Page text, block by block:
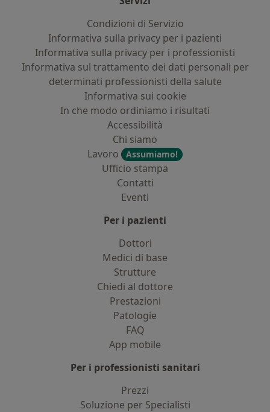
Condizioni di Servizio
Informativa sulla privacy per i pazienti
Informativa sulla privacy per i professionisti
Informativa sul trattamento dei dati personali per
determinati professionisti della salute
Informativa sui cookie
In che modo ordiniamo i risultati
Accessibilità
Chi siamo
Lavoro
Assumiamo!
Ufficio stampa
Contatti
Eventi
Per i pazienti
Dottori
Medici di base
Strutture
Chiedi al dottore
Prestazioni
Patologie
FAQ
App mobile
Per i professionisti sanitari
Prezzi
Soluzione per Specialisti